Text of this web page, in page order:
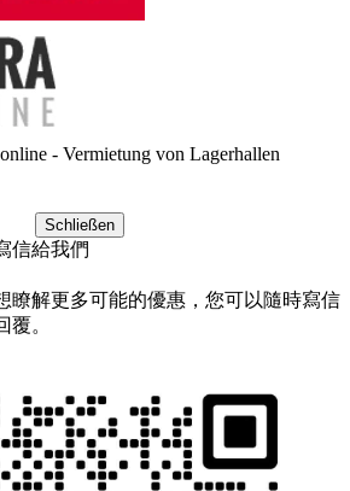
- Vermietung von Lagerhallen
Schließen
信給我們
瞭解更多可能的優惠，您可以隨時寫信
。